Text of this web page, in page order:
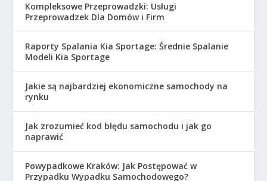
Kompleksowe Przeprowadzki: Usługi
Przeprowadzek Dla Domów i Firm
Raporty Spalania Kia Sportage: Średnie Spalanie
Modeli Kia Sportage
Jakie są najbardziej ekonomiczne samochody na
rynku
Jak zrozumieć kod błędu samochodu i jak go
naprawić
Powypadkowe Kraków: Jak Postępować w
Przypadku Wypadku Samochodowego?